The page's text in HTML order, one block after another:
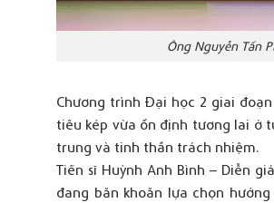
Ông Nguyễn Tấn
Chương trình Đại học 2 giai
tiêu kép vừa ổn định tương lai ở
trung và tinh thần trách nhiệm.
Tiến sĩ Huỳnh Anh Bình – Diễn
đang băn khoăn lựa chọn